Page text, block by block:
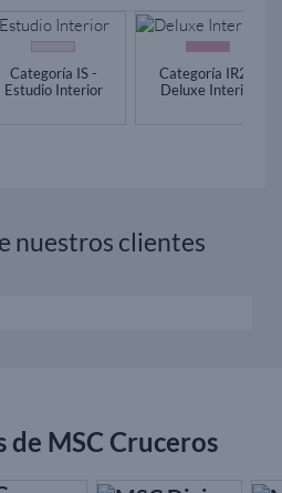
Categoría IS -
Estudio Interior
Categoría IR2 -
Deluxe Interior
nuestros clientes
de MSC Cruceros